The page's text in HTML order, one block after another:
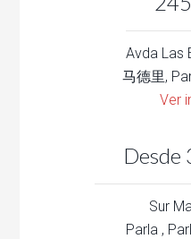
Avda Las
马德里,
Ver
Desde
Sur
Parla ,